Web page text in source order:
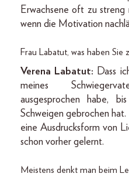
Erwachsene oft zu streng
wenn die Motivation
Frau Labatut, was haben Sie
Verena Labatut: Dass
meines
ausgesprochen habe,
Schweigen gebrochen hat.
eine Ausdrucksform von
schon vorher gelernt.
Meistens denkt man beim